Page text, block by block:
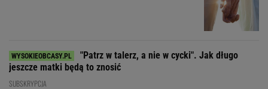
"Patrz w talerz, a nie w cycki". Jak długo
jeszcze matki będą to znosić
SUBSKRYPCJA